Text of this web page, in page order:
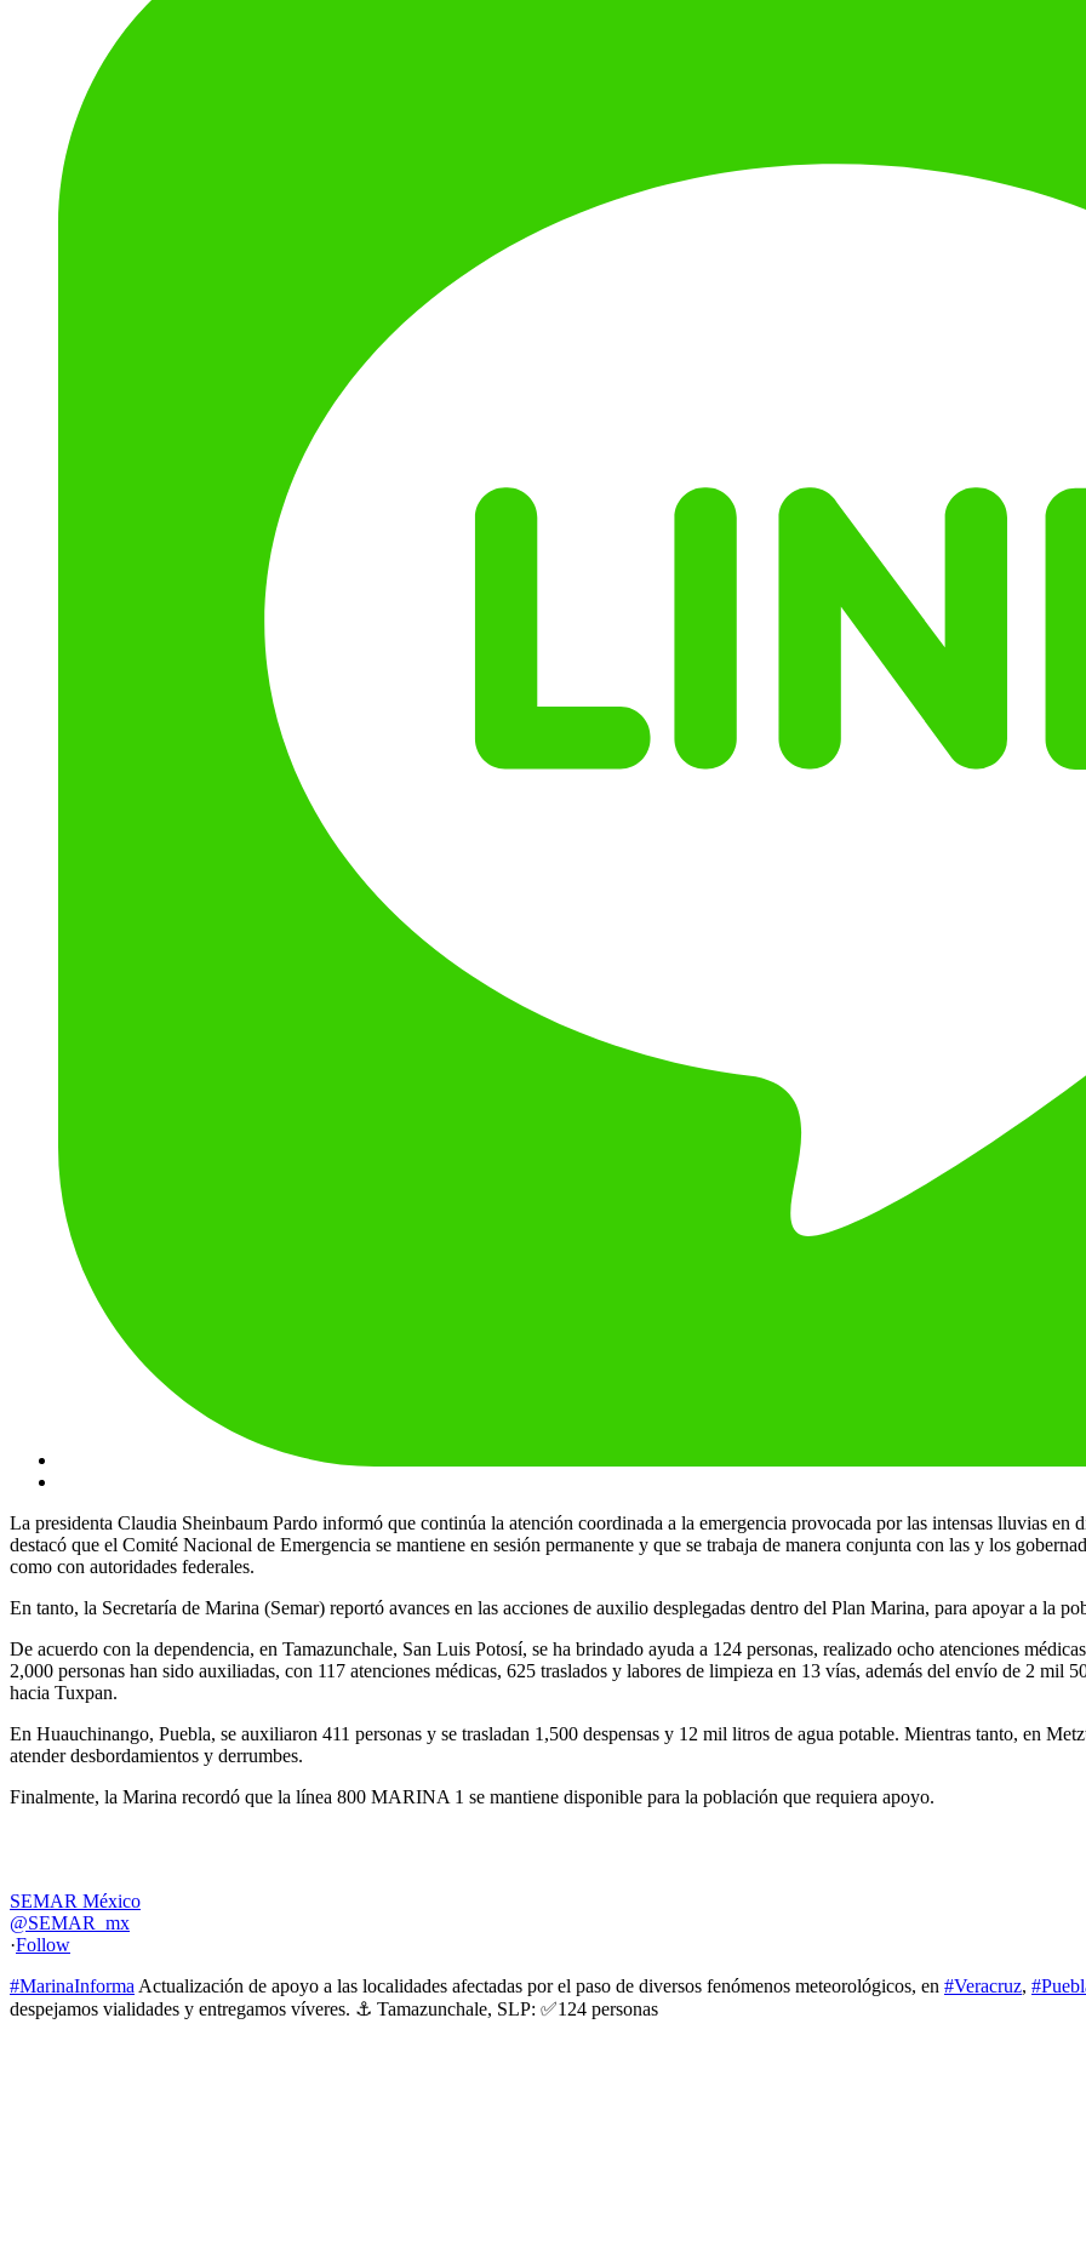
La presidenta Claudia Sheinbaum Pardo informó que continúa la atención coordinada a la emergencia provocada por las intensas lluvias en
destacó que el Comité Nacional de Emergencia se mantiene en sesión permanente y que se trabaja de manera conjunta con las y los
como con autoridades federales.
En tanto, la Secretaría de Marina (Semar) reportó avances en las acciones de auxilio desplegadas dentro del Plan Marina, para apoyar a la
De acuerdo con la dependencia, en Tamazunchale, San Luis Potosí, se ha brindado ayuda a 124 personas, realizado ocho atenciones
2,000 personas han sido auxiliadas, con 117 atenciones médicas, 625 traslados y labores de limpieza en 13 vías, además del envío de 2 mil
hacia Tuxpan.
En Huauchinango, Puebla, se auxiliaron 411 personas y se trasladan 1,500 despensas y 12 mil litros de agua potable. Mientras tanto, en
atender desbordamientos y derrumbes.
Finalmente, la Marina recordó que la línea 800 MARINA 1 se mantiene disponible para la población que requiera apoyo.
SEMAR México
@SEMAR_mx
·Follow
#MarinaInformaActualización de apoyo a las localidades afectadas por el paso de diversos fenómenos meteorológicos, en #Veracruz,
despejamos vialidades y entregamos víveres. ⚓ Tamazunchale, SLP: ✅124 personas